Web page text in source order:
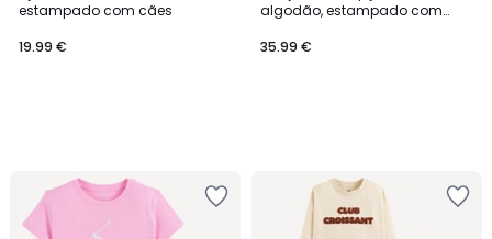
estampado com cães
19.99 €
algodão, estampado com
35.99 €